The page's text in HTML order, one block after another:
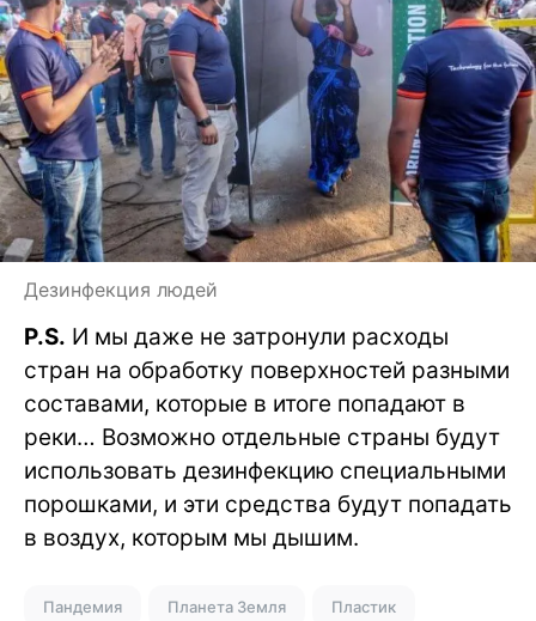
Дезинфекция людей
P.S. И мы даже не затронули расходы
стран на обработку поверхностей разными
составами, которые в итоге попадают в
реки… Возможно отдельные страны будут
использовать дезинфекцию специальными
порошками, и эти средства будут попадать
в воздух, которым мы дышим.
Пандемия Планета Земля Пластик